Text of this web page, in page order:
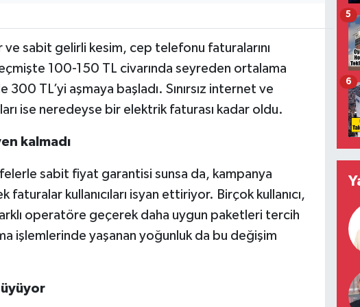
sabit gelirli kesim, cep telefonu faturalarını
100-150 TL civarında seyreden ortalama
TL’yi aşmaya başladı. Sınırsız internet ve
ise neredeyse bir elektrik faturası kadar oldu.
kalmadı
sabit fiyat garantisi sunsa da, kampanya
faturalar kullanıcıları isyan ettiriyor. Birçok kullanıcı,
operatöre geçerek daha uygun paketleri tercih
işlemlerinde yaşanan yoğunluk da bu değişim
5
6